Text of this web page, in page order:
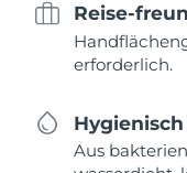
Reise-
erforderlich.
Aus